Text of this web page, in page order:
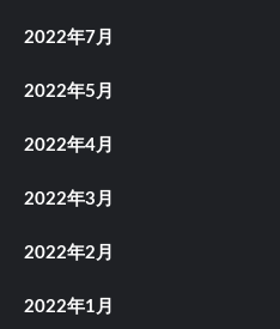
2022年7月
2022年5月
2022年4月
2022年3月
2022年2月
2022年1月